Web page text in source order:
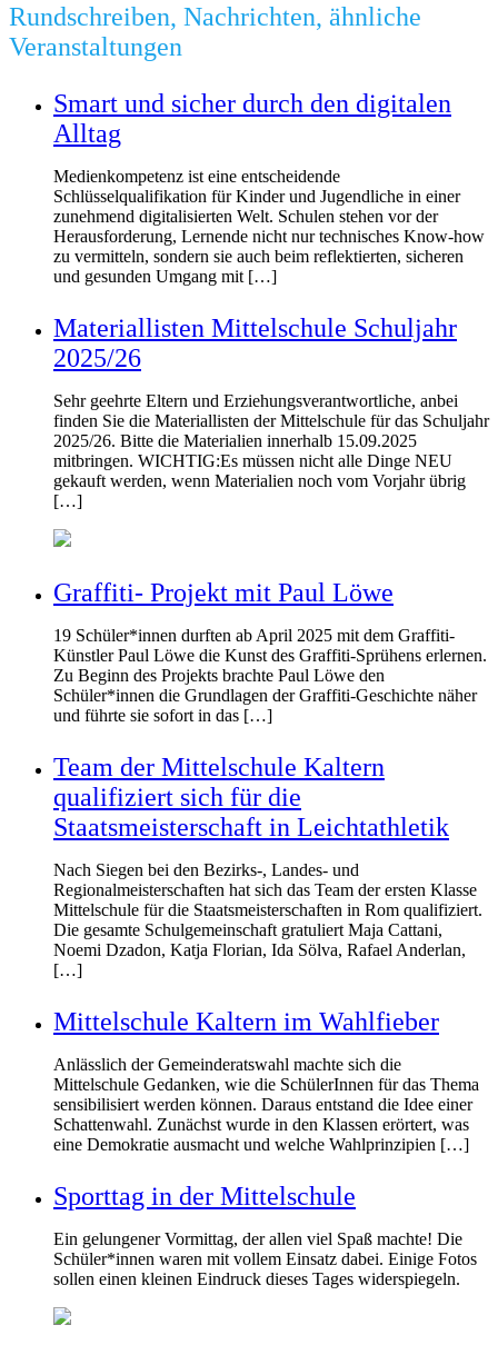
Rundschreiben, Nachrichten, ähnliche
Veranstaltungen
Smart und sicher durch den digitalen
Alltag
Medienkompetenz ist eine entscheidende
Schlüsselqualifikation für Kinder und Jugendliche in einer
zunehmend digitalisierten Welt. Schulen stehen vor der
Herausforderung, Lernende nicht nur technisches Know-how
zu vermitteln, sondern sie auch beim reflektierten, sicheren
und gesunden Umgang mit […]
Materiallisten Mittelschule Schuljahr
2025/26
Sehr geehrte Eltern und Erziehungsverantwortliche, anbei
finden Sie die Materiallisten der Mittelschule für das Schuljahr
2025/26. Bitte die Materialien innerhalb 15.09.2025
mitbringen. WICHTIG:Es müssen nicht alle Dinge NEU
gekauft werden, wenn Materialien noch vom Vorjahr übrig
[…]
Graffiti- Projekt mit Paul Löwe
19 Schüler*innen durften ab April 2025 mit dem Graffiti-
Künstler Paul Löwe die Kunst des Graffiti-Sprühens erlernen.
Zu Beginn des Projekts brachte Paul Löwe den
Schüler*innen die Grundlagen der Graffiti-Geschichte näher
und führte sie sofort in das […]
Team der Mittelschule Kaltern
qualifiziert sich für die
Staatsmeisterschaft in Leichtathletik
Nach Siegen bei den Bezirks-, Landes- und
Regionalmeisterschaften hat sich das Team der ersten Klasse
Mittelschule für die Staatsmeisterschaften in Rom qualifiziert.
Die gesamte Schulgemeinschaft gratuliert Maja Cattani,
Noemi Dzadon, Katja Florian, Ida Sölva, Rafael Anderlan,
[…]
Mittelschule Kaltern im Wahlfieber
Anlässlich der Gemeinderatswahl machte sich die
Mittelschule Gedanken, wie die SchülerInnen für das Thema
sensibilisiert werden können. Daraus entstand die Idee einer
Schattenwahl. Zunächst wurde in den Klassen erörtert, was
eine Demokratie ausmacht und welche Wahlprinzipien […]
Sporttag in der Mittelschule
Ein gelungener Vormittag, der allen viel Spaß machte! Die
Schüler*innen waren mit vollem Einsatz dabei. Einige Fotos
sollen einen kleinen Eindruck dieses Tages widerspiegeln.